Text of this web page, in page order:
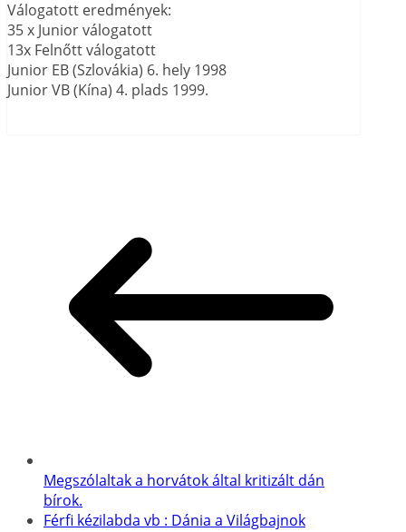
Válogatott eredmények:
35 x Junior válogatott
13x Felnőtt válogatott
Junior EB (Szlovákia) 6. hely 1998
Junior VB (Kína) 4. plads 1999.
Megszólaltak a horvátok által kritizált dán
bírok.
Férfi kézilabda vb : Dánia a Világbajnok